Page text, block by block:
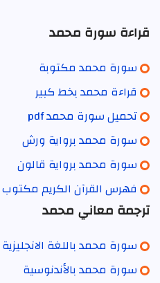
قراءة سورة محمد
سورة محمد مكتوبة
قراءة محمد بخط كبير
تحميل سورة محمد pdf
سورة محمد برواية ورش
سورة محمد برواية قالون
فهرس القرآن الكريم مكتوب
ترجمة معاني محمد
سورة محمد باللغة الانجليزية
سورة محمد بالأندنوسية